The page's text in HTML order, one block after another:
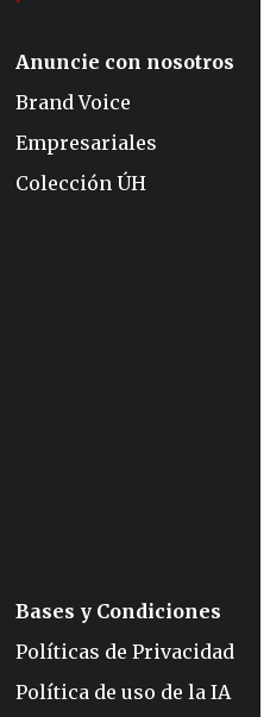
Anuncie con nosotros
Brand Voice
Empresariales
Colección ÚH
Bases y Condiciones
Políticas de Privacidad
Política de uso de la IA